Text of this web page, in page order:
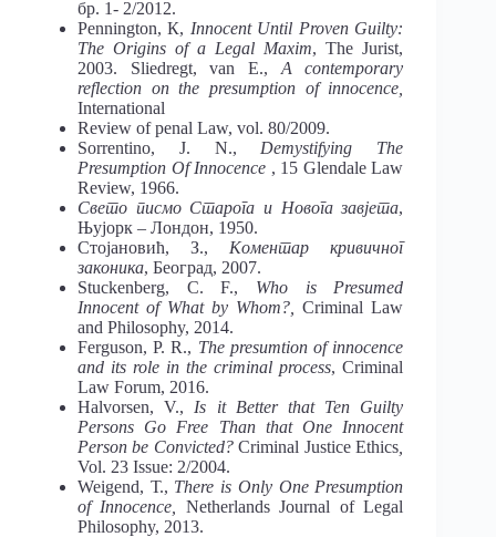
бр. 1- 2/2012.
Pennington, К, Innocent Until Proven Guilty:
TheOriginsof a Legal Maxim, The Jurist,
2003. Sliedregt, van E., A contemporary
reflection on the presumption of innocence,
International
Review of penal Law, vol. 80/2009.
Sorrentino, J. N., Demystifying The
Presumption OfInnocence , 15 Glendale Law
Review, 1966.
Свето писмо Старога и Новога завјета,
Њујорк – Лондон, 1950.
Стојановић, З., Коментар кривичног
законика, Београд, 2007.
Stuckenberg, C. F., Who is Presumed
Innocent of What by Whom?,Criminal Law
and Philosophy, 2014.
Ferguson, P. R., The presumtionofinnocence
and its role in thecriminal process, Criminal
Law Forum, 2016.
Halvorsen, V., Is it Better that Ten Guilty
Persons Go Free Than that One Innocent
Person be Convicted?Criminal Justice Ethics
Vol. 23 Issue: 2/2004.
Weigend, Т., There is Only One Presumption
of Innocence, Netherlands Journal of Legal
Philosophy, 2013.